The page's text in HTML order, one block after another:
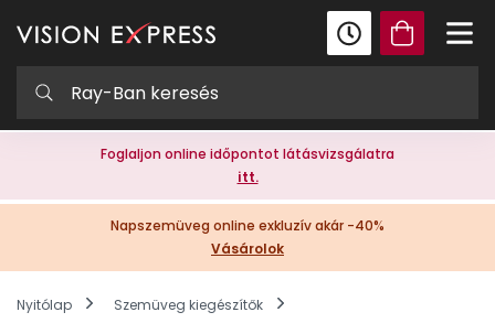
Foglaljon online időpontot látásvizsgálatra
itt.
Napszemüveg online exkluzív akár -40%
Vásárolok
Nyitólap
Szemüveg kiegészítők